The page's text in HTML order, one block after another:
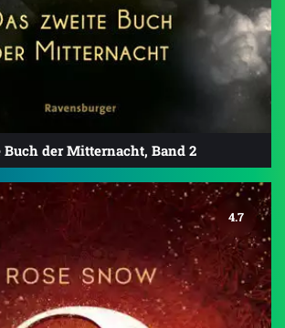
Buch der Mitternacht, Band 2
4.7